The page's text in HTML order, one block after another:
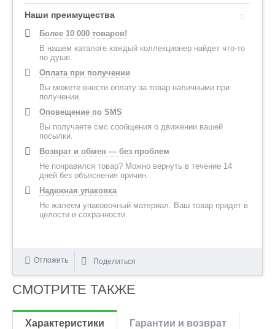
Наши преимущества
Более 10 000 товаров!
В нашем каталоге каждый коллекционер найдет что-то
по душе.
Оплата при получении
Вы можете внести оплату за товар наличными при
получении.
Оповещение по SMS
Вы получаете смс сообщения о движении вашей
посылки.
Возврат и обмен — без проблем
Не понравился товар? Можно вернуть в течение 14
дней без объяснения причин.
Надежная упаковка
Не жалеем упаковочный материал. Ваш товар придет в
целости и сохранности.
Отложить Поделиться
СМОТРИТЕ ТАКЖЕ
Характеристики Гарантии и возврат